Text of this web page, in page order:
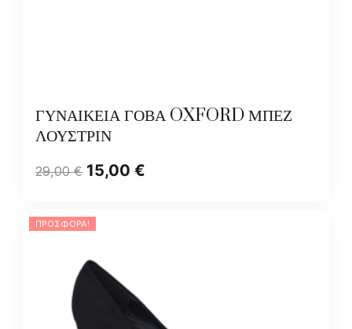
ΓΥΝΑΙΚΕΙΑ ΓΟΒΑ OXFORD ΜΠΕΖ
ΛΟΥΣΤΡΙΝ
29,00€ 15,00 €
ΠΡΟΣΦΟΡΆ!